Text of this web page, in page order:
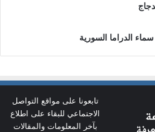
الدراما السورية
تابعونا على مواقع التواصل
الاجتماعي للبقاء على اطلاع
بآخر المعلومات والمقالات